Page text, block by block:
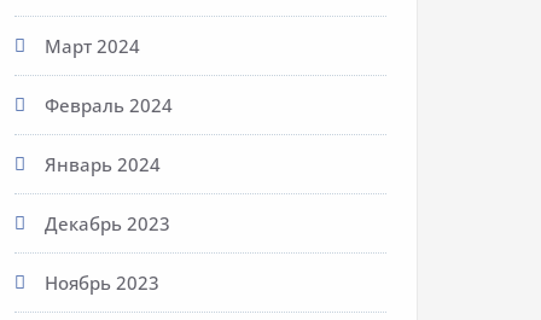
Март 2024
Февраль 2024
Январь 2024
Декабрь 2023
Ноябрь 2023